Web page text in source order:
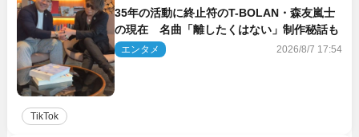
35年の活動に終止符のT-BOLAN・森友嵐士
の現在 名曲「離したくはない」制作秘話も
エンタメ 2026/8/7 17:54
TikTok